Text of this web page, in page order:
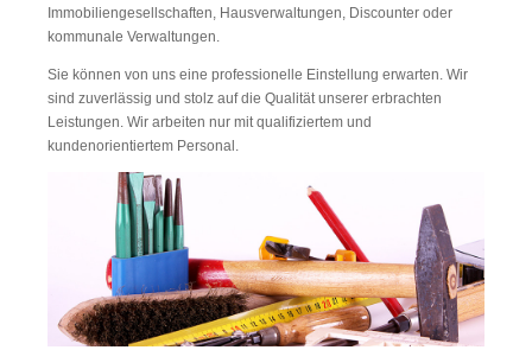
Immobiliengesellschaften, Hausverwaltungen, Discounter oder
kommunale Verwaltungen.
Sie können von uns eine professionelle Einstellung erwarten. Wir
sind zuverlässig und stolz auf die Qualität unserer erbrachten
Leistungen. Wir arbeiten nur mit qualifiziertem und
kundenorientiertem Personal.